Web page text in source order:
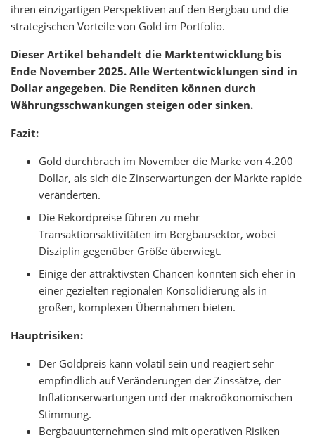
ihren einzigartigen Perspektiven auf den Bergbau und die
strategischen Vorteile von Gold im Portfolio.
Dieser Artikel behandelt die Marktentwicklung bis
Ende November 2025. Alle Wertentwicklungen sind in
Dollar angegeben. Die Renditen können durch
Währungsschwankungen steigen oder sinken.
Fazit:
Gold durchbrach im November die Marke von 4.200
Dollar, als sich die Zinserwartungen der Märkte rapide
veränderten.
Die Rekordpreise führen zu mehr
Transaktionsaktivitäten im Bergbausektor, wobei
Disziplin gegenüber Größe überwiegt.
Einige der attraktivsten Chancen könnten sich eher in
einer gezielten regionalen Konsolidierung als in
großen, komplexen Übernahmen bieten.
Hauptrisiken:
Der Goldpreis kann volatil sein und reagiert sehr
empfindlich auf Veränderungen der Zinssätze, der
Inflationserwartungen und der makroökonomischen
Stimmung.
Bergbauunternehmen sind mit operativen Risiken